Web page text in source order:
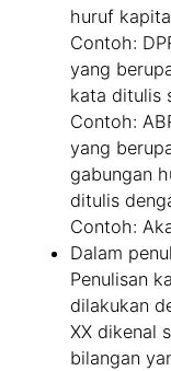
huruf
Contoh:
yang
kata ditulis
Contoh:
yang
gabungan
ditulis
Contoh:
Dalam
Penulisan
dilakukan
XX dikenal
bilangan